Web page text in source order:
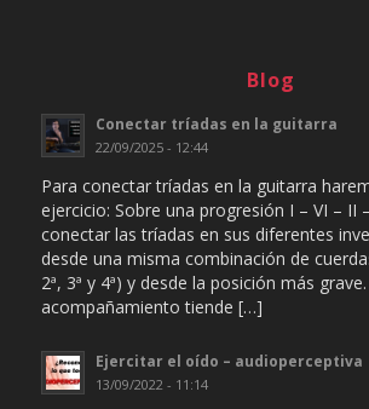
Blog
Conectar tríadas en la guitarra
22/09/2025 - 12:44
Para conectar tríadas en la guitarra
ejercicio: Sobre una progresión I – VI – II
conectar las tríadas en sus diferentes
desde una misma combinación de
2ª, 3ª y 4ª) y desde la posición más
acompañamiento tiende […]
Ejercitar el oído – audioperceptiva
13/09/2022 - 11:14